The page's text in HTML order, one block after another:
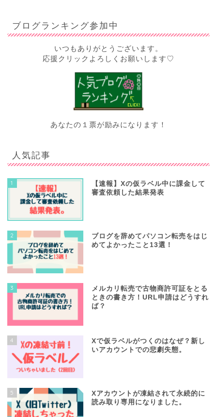
ブログランキング参加中
いつもありがとうございます。
応援クリックよろしくお願いします♡
あなたの１票が励みになります！
人気記事
1
【速報】Xの仮ラベル中に課金して
審査依頼した結果発表
2
ブログを辞めてパソコン転売をはじ
めてよかったこと13選！
3
メルカリ転売で古物商許可証をとる
ときの書き方！URL申請はどうすれ
ば？
4
Xで仮ラベルがつくのはなぜ？新し
いアカウントでの悲劇失態。
5
Xアカウントが凍結されて永続的に
読み取り専用になりました。